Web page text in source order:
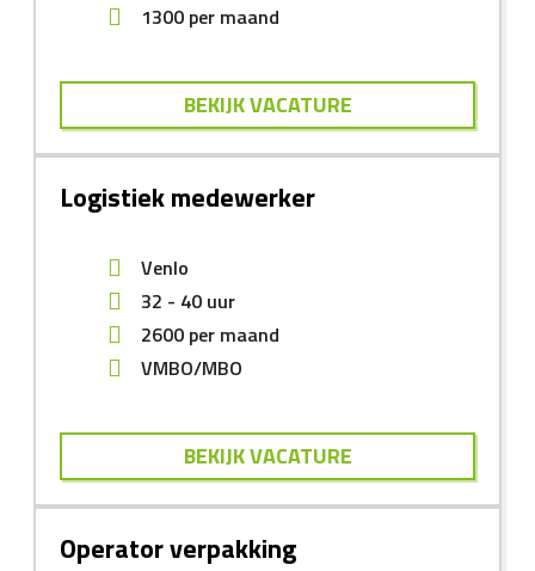
1300 per maand
BEKIJK VACATURE
Logistiek medewerker
Venlo
32 - 40 uur
2600 per maand
VMBO/MBO
BEKIJK VACATURE
Operator verpakking